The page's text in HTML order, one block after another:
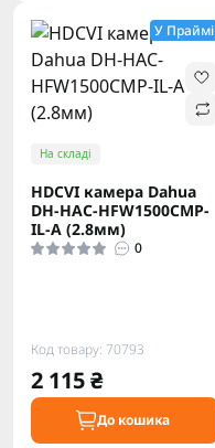
У Праймі
На складі
HDCVI камера Dahua
DH-HAC-HFW1500CMP-
IL-A (2.8мм)
0
Код товару: 70793
2 115 ₴
До кошика